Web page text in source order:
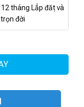
tháng Lắp đặt và
đời